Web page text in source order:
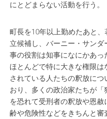
にとどまらない活動を行う。
町長を10年以上勤めたあと
立候補し、バーニー・サン
事の役割は知事になにかあ
ほとんどで特に大きな権限
されている人たちの釈放に
おり、多くの政治家たちが
を恐れて受刑者の釈放や恩
齢や危険性などをきちんと